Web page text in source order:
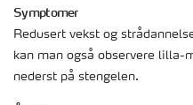
Symptomer
Redusert vekst og
kan man også observere lilla-
nederst på stengelen.